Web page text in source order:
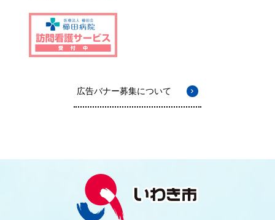
広告バナー募集について